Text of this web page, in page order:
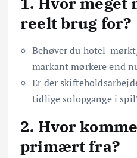
reelt brug for?
Behøver du hotel-
markant mørkere end
Er der
tidlige solopgange i
2. Hvor
primært fra?